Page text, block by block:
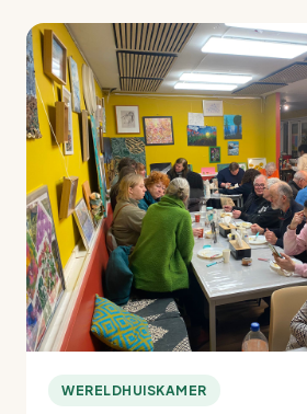
WERELDHUISKAMER